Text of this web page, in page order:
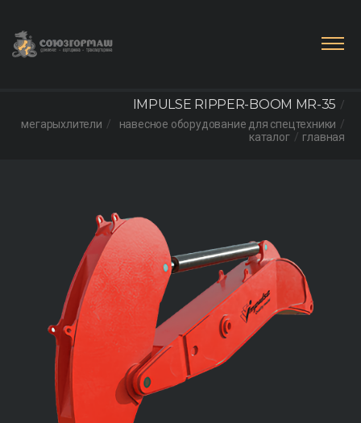
главная
каталог
навесное оборудование для спецтехники
мегарыхлители
IMPULSE RIPPER-BOOM MR-35